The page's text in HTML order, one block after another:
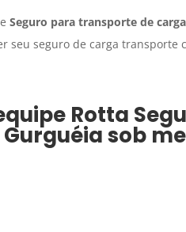
Seguro para transporte de carga
seu seguro de carga
Rotta
sob